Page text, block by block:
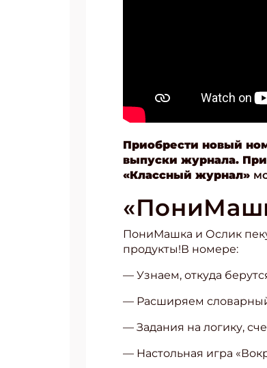
Приобрести новый
выпуски журнала.
«Классный журнал»
ПониМашка и Ослик
продукты!В номере:
— Узнаем, откуда
— Расширяем
— Задания на логику,
— Настольная игра